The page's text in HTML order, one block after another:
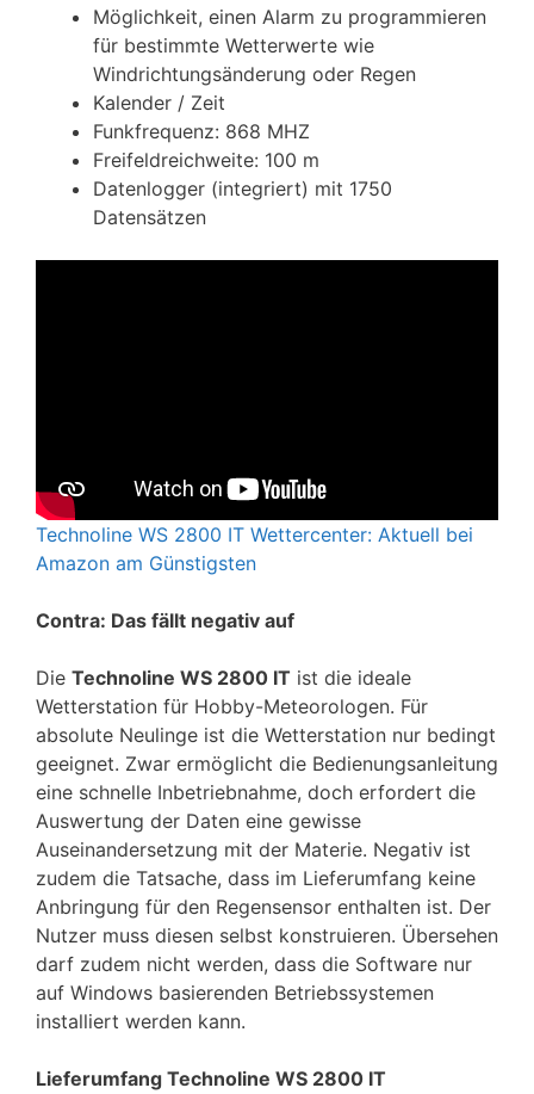
Möglichkeit, einen Alarm zu programmieren
für bestimmte Wetterwerte wie
Windrichtungsänderung oder Regen
Kalender / Zeit
Funkfrequenz: 868 MHZ
Freifeldreichweite: 100 m
Datenlogger (integriert) mit 1750
Datensätzen
Technoline WS 2800 IT Wettercenter: Aktuell bei
Amazon am Günstigsten
Contra: Das fällt negativ auf
Die Technoline WS 2800 IT ist die ideale
Wetterstation für Hobby-Meteorologen. Für
absolute Neulinge ist die Wetterstation nur bedingt
geeignet. Zwar ermöglicht die Bedienungsanleitung
eine schnelle Inbetriebnahme, doch erfordert die
Auswertung der Daten eine gewisse
Auseinandersetzung mit der Materie. Negativ ist
zudem die Tatsache, dass im Lieferumfang keine
Anbringung für den Regensensor enthalten ist. Der
Nutzer muss diesen selbst konstruieren. Übersehen
darf zudem nicht werden, dass die Software nur
auf Windows basierenden Betriebssystemen
installiert werden kann.
Lieferumfang Technoline WS 2800 IT